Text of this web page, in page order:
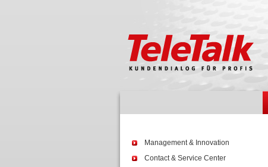
Management & Innovation
Contact & Service Center